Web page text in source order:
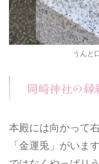
うんと
岡崎神社の
本殿には向かって
「金運兎」がい